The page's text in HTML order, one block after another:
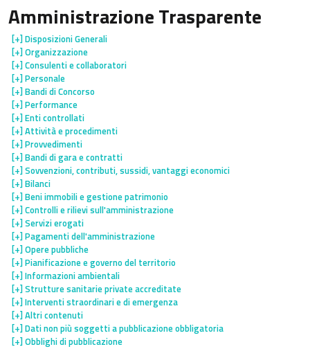
Amministrazione Trasparente
[+]Disposizioni Generali
[+]Organizzazione
[+]Consulenti e collaboratori
[+]Personale
[+]Bandi di Concorso
[+]Performance
[+]Enti controllati
[+]Attività e procedimenti
[+]Provvedimenti
[+]Bandi di gara e contratti
[+]Sovvenzioni, contributi, sussidi, vantaggi economici
[+]Bilanci
[+]Beni immobili e gestione patrimonio
[+]Controlli e rilievi sull'amministrazione
[+]Servizi erogati
[+]Pagamenti dell'amministrazione
[+]Opere pubbliche
[+]Pianificazione e governo del territorio
[+]Informazioni ambientali
[+]Strutture sanitarie private accreditate
[+]Interventi straordinari e di emergenza
[+]Altri contenuti
[+]Dati non più soggetti a pubblicazione obbligatoria
[+]Obblighi di pubblicazione